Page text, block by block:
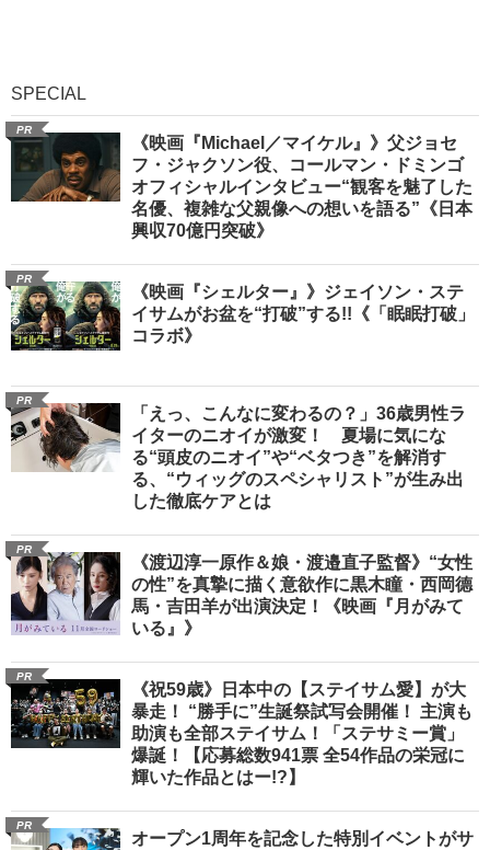
SPECIAL
PR
《映画『Michael／マイケル』》父ジョセ
フ・ジャクソン役、コールマン・ドミンゴ
オフィシャルインタビュー“観客を魅了した
名優、複雑な父親像への想いを語る”《日本
興収70億円突破》
PR
《映画『シェルター』》ジェイソン・ステ
イサムがお盆を“打破”する!!《「眠眠打破」
コラボ》
PR
「えっ、こんなに変わるの？」36歳男性ラ
イターのニオイが激変！ 夏場に気にな
る“頭皮のニオイ”や“ベタつき”を解消す
る、“ウィッグのスペシャリスト”が生み出
した徹底ケアとは
PR
《渡辺淳一原作＆娘・渡邉直子監督》“女性
の性”を真摯に描く意欲作に黒木瞳・西岡德
馬・吉田羊が出演決定！《映画『月がみて
いる』》
PR
《祝59歳》日本中の【ステイサム愛】が大
暴走！ “勝手に”生誕祭試写会開催！ 主演も
助演も全部ステイサム！「ステサミー賞」
爆誕！【応募総数941票 全54作品の栄冠に
輝いた作品とはー!?】
PR
オープン1周年を記念した特別イベントがサ